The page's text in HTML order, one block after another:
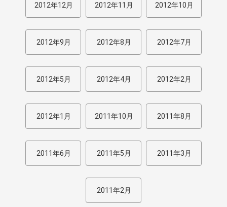
2012年12月 2012年11月 2012年10月
2012年9月 2012年8月 2012年7月
2012年5月 2012年4月 2012年2月
2012年1月 2011年10月 2011年8月
2011年6月 2011年5月 2011年3月
2011年2月